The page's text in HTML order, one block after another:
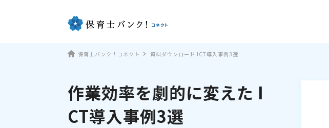
保育士バンク！コネクト 資料ダウンロード ICT導入事例3選
作業効率を劇的に変えた I
CT導入事例3選